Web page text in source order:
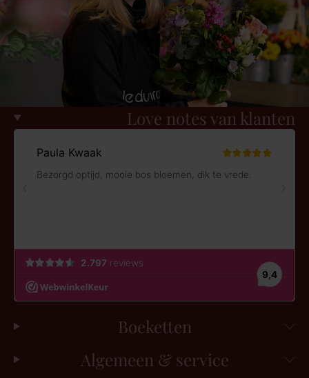
Love notes van klanten
Boeketten
Algemeen & service